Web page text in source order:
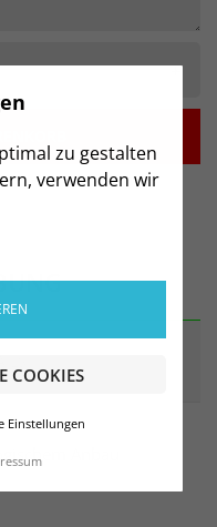
zu gestalten
verwenden wir
COOKIES
Einstellungen
+
Anbau